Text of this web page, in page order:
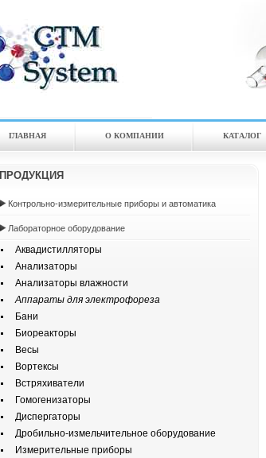
ГЛАВНАЯ О КОМПАНИИ КАТАЛOГ
ПРОДУКЦИЯ
Контрольно-измерительные приборы и автоматика
Лабораторное оборудование
Аквадистилляторы
Анализаторы
Анализаторы влажности
Аппараты для электрофореза
Бани
Биореакторы
Весы
Вортексы
Встряхиватели
Гомогенизаторы
Диспергаторы
Дробильно-измельчительное оборудование
Измерительные приборы